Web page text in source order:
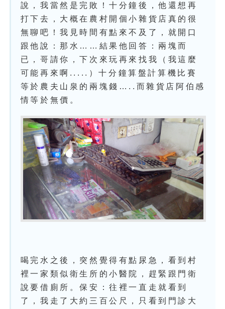
說，我當然是完敗！十分鐘後，他還想再
打下去，大概在農村開個小雜貨店真的很
無聊吧！我見時間有點來不及了，就開口
跟他說：那水……結果他回答：兩塊而
已，哥請你，下次來玩再來找我（我這麼
可能再來啊.....）十分鐘算盤計算機比賽
等於農夫山泉的兩塊錢…..而雜貨店阿伯感
情等於無價。
喝完水之後，突然覺得有點尿急，看到村
裡一家類似衛生所的小醫院，趕緊跟門衛
說要借廁所。保安：往裡一直走就看到
了，我走了大約三百公尺，只看到門診大